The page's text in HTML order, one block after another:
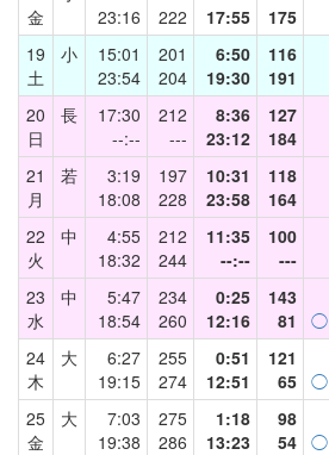
金
23:16
222
17:55
175
19
土
小
15:01
23:54
201
204
6:50
19:30
116
191
20
日
長
17:30
--:--
212
---
8:36
23:12
127
184
21
月
若
3:19
18:08
197
228
10:31
23:58
118
164
22
火
中
4:55
18:32
212
244
11:35
--:--
100
---
23
水
中
5:47
18:54
234
260
0:25
12:16
143
81
◯
24
木
大
6:27
19:15
255
274
0:51
12:51
121
65 ◯
25
金
大
7:03
19:38
275
286
1:18
13:23
98
54 ◯